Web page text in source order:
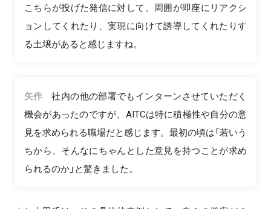
こちらが投げた発信に対して、周囲が即座にリアクシ
ョンしてくれたり、実現に向けて誘導してくれたりす
る土壌があると感じますね。
矢作
社内の他の部署でもインターンさせていただく
機会があったのですが、AITCは特に積極性や自分の意
見を求められる職場だと感じます。最初の頃は「若いう
ちから、そんなにちゃんとした意見を持つことが求め
られるのか」と驚きました。